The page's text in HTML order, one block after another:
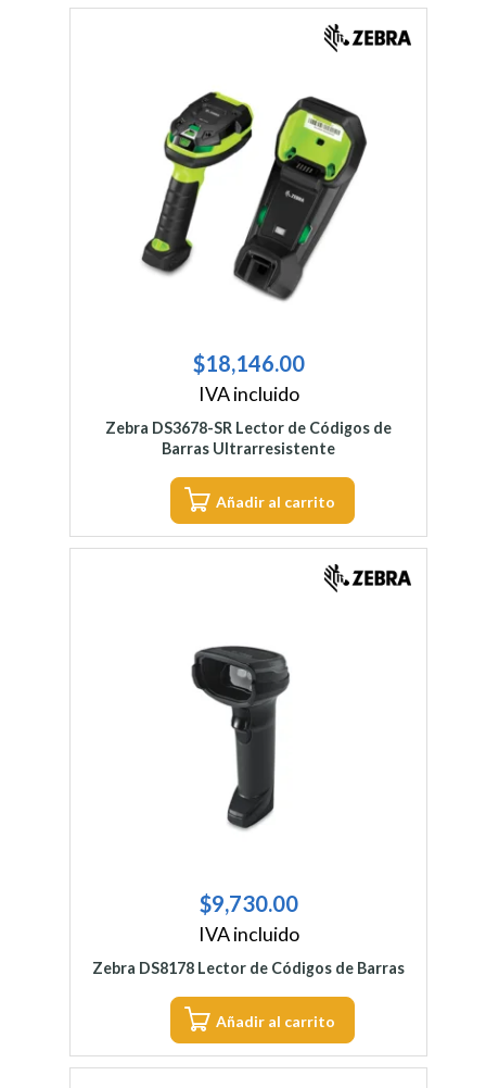
$18,146.00
IVA incluido
Zebra DS3678-SR Lector de Códigos de
Barras Ultrarresistente
Añadir al carrito
$9,730.00
IVA incluido
Zebra DS8178 Lector de Códigos de Barras
Añadir al carrito